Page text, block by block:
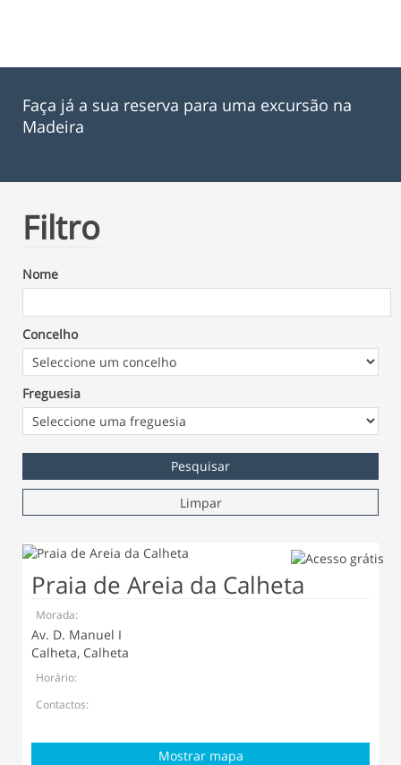
Faça já a sua reserva para uma excursão na
Madeira
Filtro
Nome
Concelho
Freguesia
Limpar
Praia de Areia da Calheta
Morada:
Av. D. Manuel I
Calheta, Calheta
Horário:
Contactos:
Mostrar mapa